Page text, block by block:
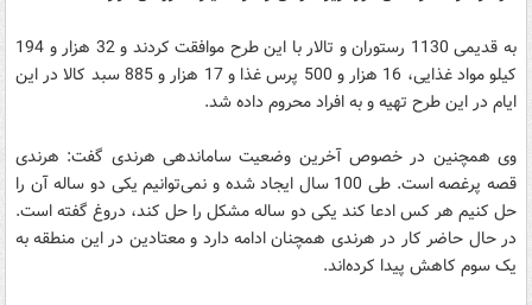
به قدیمی 1130 رستوران و تالار با این طرح موافقت کردند و 32 هزار و 194
کیلو مواد غذایی، 16 هزار و 500 پرس غذا و 17 هزار و 885 سبد کالا در این
ایام در این طرح تهیه و به افراد محروم داده شد.
وی همچنین در خصوص آخرین وضعیت ساماندهی هرندی گفت: هرندی
قصه پرغصه است. طی 100 سال ایجاد شده و نمی‌توانیم یکی دو ساله آن را
حل کنیم هر کس ادعا کند یکی دو ساله مشکل را حل کند، دروغ گفته است.
در حال حاضر کار در هرندی همچنان ادامه دارد و معتادین در این منطقه به
یک سوم کاهش پیدا کرده‌اند.